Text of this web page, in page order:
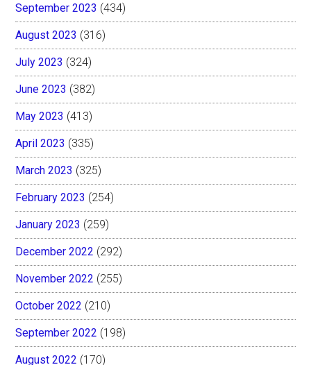
September 2023 (434)
August 2023 (316)
July 2023 (324)
June 2023 (382)
May 2023 (413)
April 2023 (335)
March 2023 (325)
February 2023 (254)
January 2023 (259)
December 2022 (292)
November 2022 (255)
October 2022 (210)
September 2022 (198)
August 2022 (170)